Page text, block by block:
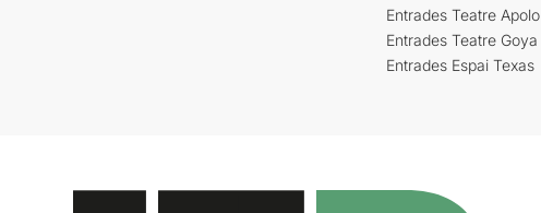
Entrades Teatre Apolo
Entrades Teatre Goya
Entrades Espai Texas